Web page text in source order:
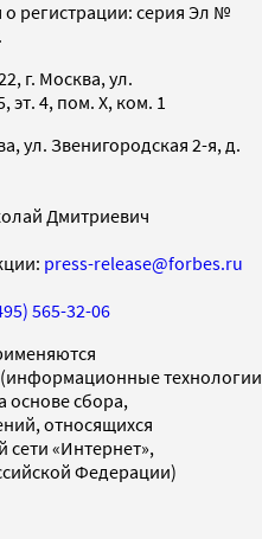
регистрации: серия Эл №
г. Москва, ул.
эт. 4, пом. X, ком. 1
ул. Звенигородская 2-я, д.
Дмитриевич
press-release@forbes.ru
565-32-06
технологии
основе сбора,
относящихся
сети «Интернет»,
Федерации)